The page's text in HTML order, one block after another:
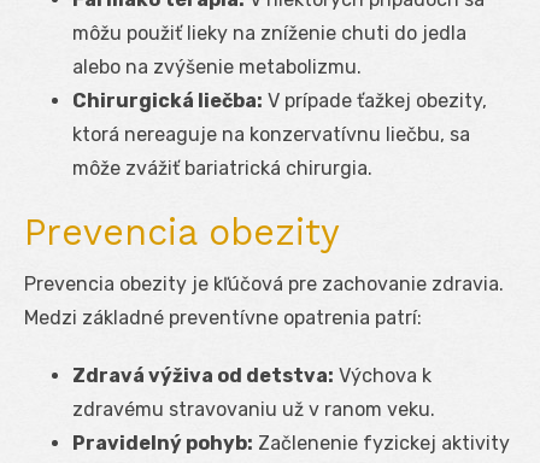
môžu použiť lieky na zníženie chuti do jedla
alebo na zvýšenie metabolizmu.
Chirurgická liečba: V prípade ťažkej obezity,
ktorá nereaguje na konzervatívnu liečbu, sa
môže zvážiť bariatrická chirurgia.
Prevencia obezity
Prevencia obezity je kľúčová pre zachovanie zdravia.
Medzi základné preventívne opatrenia patrí:
Zdravá výživa od detstva: Výchova k
zdravému stravovaniu už v ranom veku.
Pravidelný pohyb: Začlenenie fyzickej aktivity